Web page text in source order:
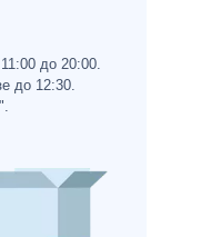
до 20:00.
до 12:30.